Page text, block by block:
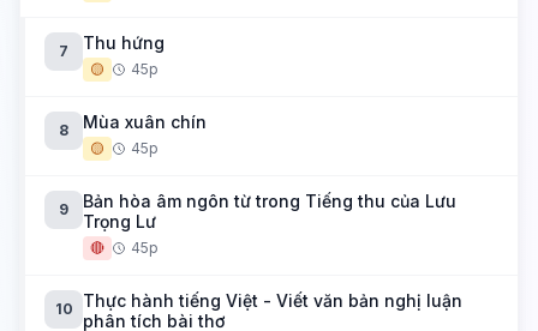
7 Thu hứng
🟡 45p
8 Mùa xuân chín
🟡 45p
9
Bản hòa âm ngôn từ trong Tiếng thu của Lưu
Trọng Lư
🔴 45p
10
Thực hành tiếng Việt - Viết văn bản nghị luận
phân tích bài thơ